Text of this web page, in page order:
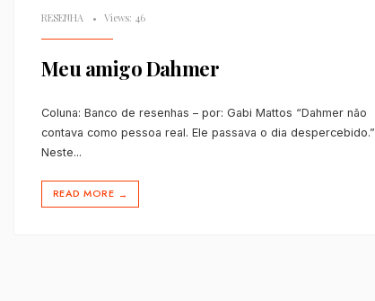
RESENHA • Views: 46
Meu amigo Dahmer
Coluna: Banco de resenhas – por: Gabi Mattos “Dahmer não
contava como pessoa real. Ele passava o dia despercebido.”
Neste...
READ MORE →